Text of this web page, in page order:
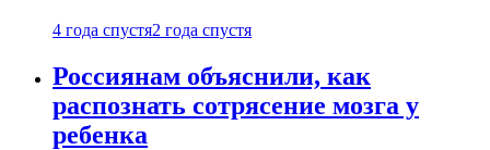
4 года спустя2 года спустя
Россиянам объяснили, как
распознать сотрясение мозга у
ребенка